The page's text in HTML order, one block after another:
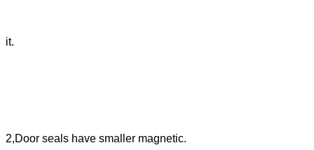
it.
2,Door seals have smaller magnetic.